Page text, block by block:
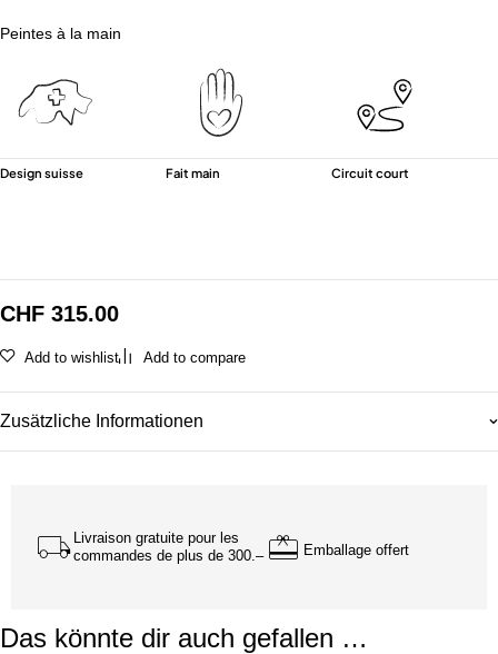
Peintes à la main
Design suisse Fait main Circuit court
CHF 315.00
Add to wishlist Add to compare
Zusätzliche Informationen
Livraison gratuite pour les
commandes de plus de 300.–
Emballage offert
Das könnte dir auch gefallen …